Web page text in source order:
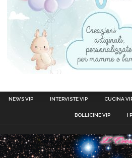
NEWS VIP INTERVISTE VIP CUCINA
BOLLICINE VIP I